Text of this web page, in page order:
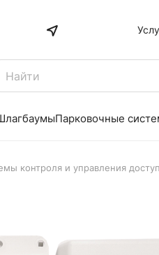
Парковочные
контроля и управления